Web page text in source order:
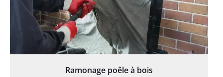
Ramonage poêle à bois